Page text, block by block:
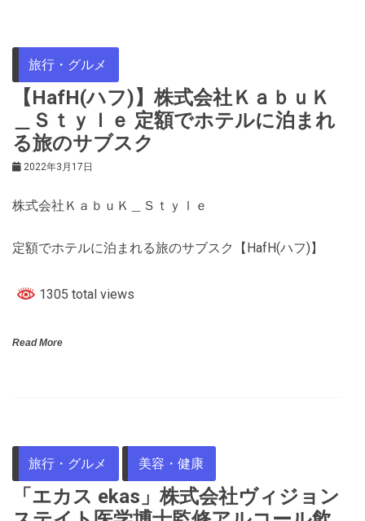
旅行・グルメ
【HafH(ハフ)】株式会社ＫａｂｕＫ
＿Ｓｔｙｌｅ 定額でホテルに泊まれ
る旅のサブスク
2022年3月17日
株式会社ＫａｂｕＫ＿Ｓｔｙｌｅ
定額でホテルに泊まれる旅のサブスク【HafH(ハフ)】
1305 total views
Read More
旅行・グルメ 美容・健康
「エカス ekas」株式会社ヴィジョン